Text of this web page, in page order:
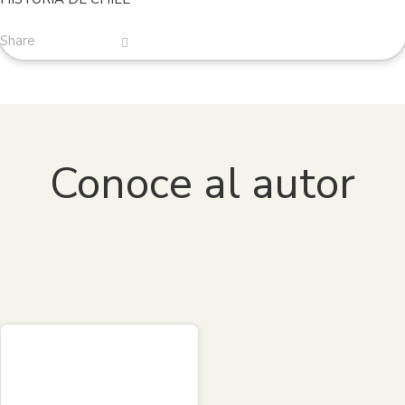
Para más información, pueden consultar los términos y
Share
Conoce al autor